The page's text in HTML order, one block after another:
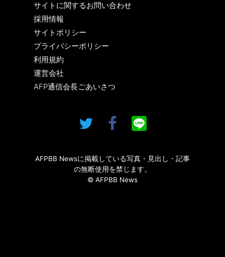
サイトに関するお問い合わせ
採用情報
サイトポリシー
プライバシーポリシー
利用規約
運営会社
AFP通信会長ごあいさつ
AFPBB Newsに掲載している写真・見出し・記事
の無断使用を禁じます。
© AFPBB News